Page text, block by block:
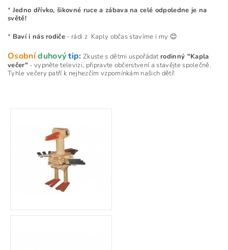
* Jedno dřívko, šikovné ruce a zábava na celé odpoledne je na
světě!
* Baví i nás rodiče - rádi z Kaply občas stavíme i my 😊
Osobníduhovýtip: Zkuste s dětmi uspořádatrodinný "Kapla
večer" - vypněte televizi, připravte občerstvení a stavějte společně.
Tyhle večery patří k nejhezčím vzpomínkám našich dětí!